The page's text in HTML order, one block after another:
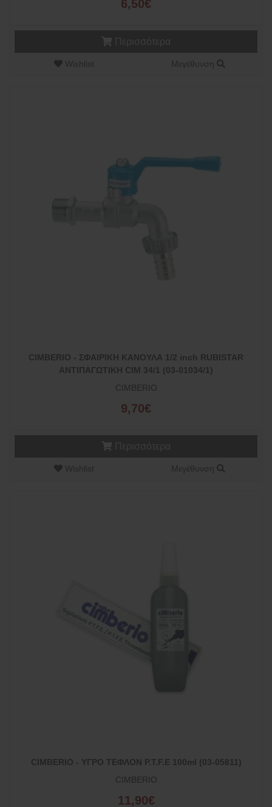
6,50€
Wishlist Μεγέθυνση
CIMBERIO - ΣΦΑΙΡΙΚΗ ΚΑΝΟΥΛΑ 1/2 inch RUBISTAR
ΑΝΤΙΠΑΓΩΤΙΚΗ CIM 34/1 (03-01034/1)
CIMBERIO
9,70€
Wishlist Μεγέθυνση
CIMBERIO - ΥΓΡΟ ΤΕΦΛΟΝ P.T.F.E 100ml (03-05811)
CIMBERIO
11,90€